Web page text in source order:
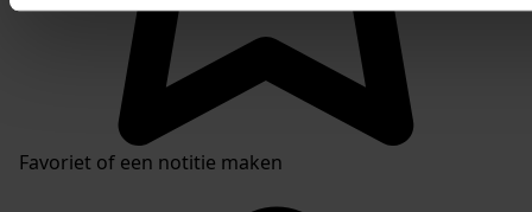
Favoriet of een notitie maken